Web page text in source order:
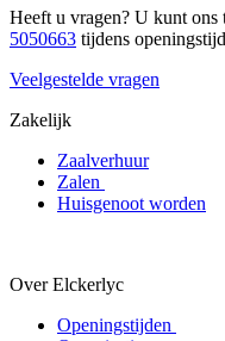
Heeft u vragen? U kunt ons
5050663 tijdens
Veelgestelde vragen
Zakelijk
Zaalverhuur
Zalen
Huisgenoot worden
Over Elckerlyc
Openingstijden